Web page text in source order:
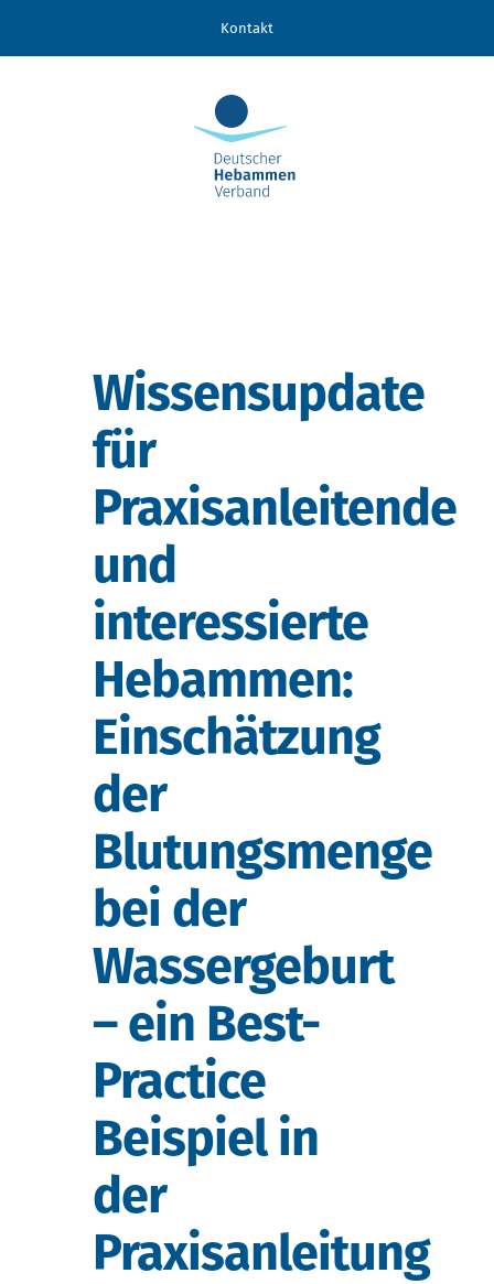
Kontakt
Wissensupdate
für
Praxisanleitende
und
interessierte
Hebammen:
Einschätzung
der
Blutungsmenge
bei der
Wassergeburt
– ein Best-
Practice
Beispiel in
der
Praxisanleitung